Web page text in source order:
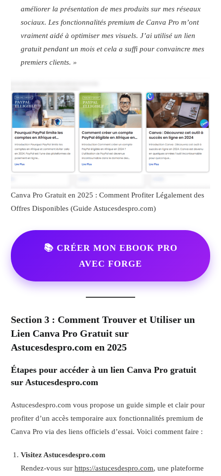
améliorer la présentation de mes produits sur mes réseaux
sociaux. Les fonctionnalités premium de Canva Pro m’ont
vraiment aidé à optimiser mes visuels. J’ai utilisé un lien
gratuit pendant un mois et cela a suffi pour convaincre mes
premiers clients. »
Canva Pro Gratuit en 2025 : Comment Profiter Légalement des
Offres Disponibles (Guide Astucesdespro.com)
📚 CRÉER MON EBOOK PRO
AVEC FORGE
Section 3 : Comment Trouver et Utiliser un
Lien Canva Pro Gratuit sur
Astucesdespro.com en 2025
Étapes pour accéder à un lien Canva Pro gratuit
sur Astucesdespro.com
Astucesdespro.com vous propose un guide simple et clair pour
profiter d’un accès temporaire aux fonctionnalités premium de
Canva Pro via des liens officiels d’essai. Voici comment faire :
Visitez Astucesdespro.com
Rendez-vous surhttps://astucesdespro.com, une plateforme